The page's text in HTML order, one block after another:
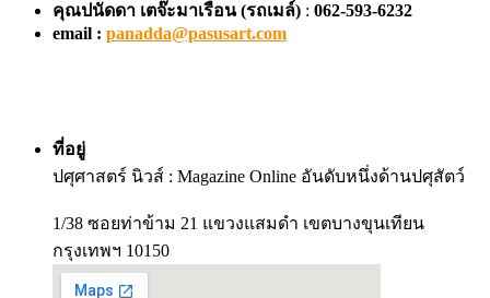
คุณปนัดดา เตจ๊ะมาเรือน (รถเมล์) : 062-593-6232
email : panadda@pasusart.com
ที่อยู่
ปศุศาสตร์ นิวส์ : Magazine Online อันดับหนึ่งด้านปศุสัตว์
1/38 ซอยท่าข้าม 21 แขวงแสมดำ เขตบางขุนเทียน
กรุงเทพฯ 10150